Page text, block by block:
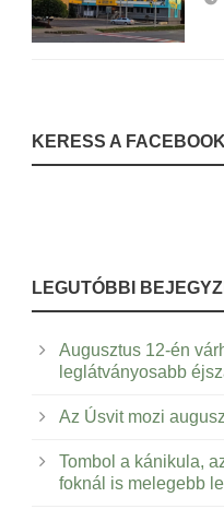
KERESS A
LEGUTÓBBI
Augusztus 12-én
leglátványosabb
Az Úsvit mozi
Tombol a kánikula,
foknál is melegebb